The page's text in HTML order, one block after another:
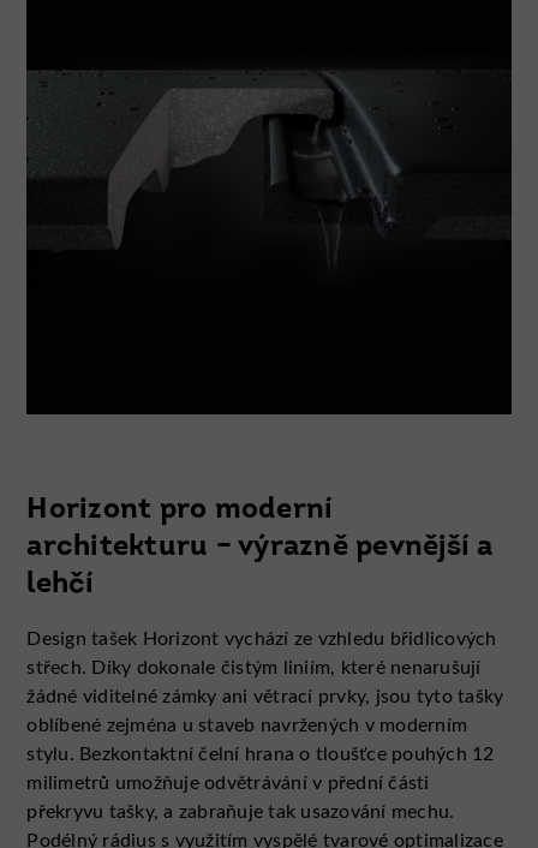
Horizont pro moderní
architekturu – výrazně pevnější a
lehčí
Design tašek Horizont vychází ze vzhledu břidlicových
střech. Díky dokonale čistým liniím, které nenarušují
žádné viditelné zámky ani větrací prvky, jsou tyto tašky
oblíbené zejména u staveb navržených v moderním
stylu. Bezkontaktní čelní hrana o tloušťce pouhých 12
milimetrů umožňuje odvětrávání v přední části
překryvu tašky, a zabraňuje tak usazování mechu.
Podélný rádius s využitím vyspělé tvarové optimalizace